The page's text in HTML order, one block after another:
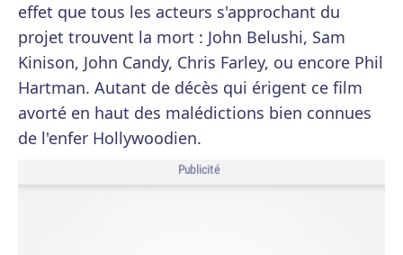
effet que tous les acteurs s'approchant du
projet trouvent la mort : John Belushi, Sam
Kinison, John Candy, Chris Farley, ou encore Phil
Hartman. Autant de décès qui érigent ce film
avorté en haut des malédictions bien connues
de l'enfer Hollywoodien.
Publicité